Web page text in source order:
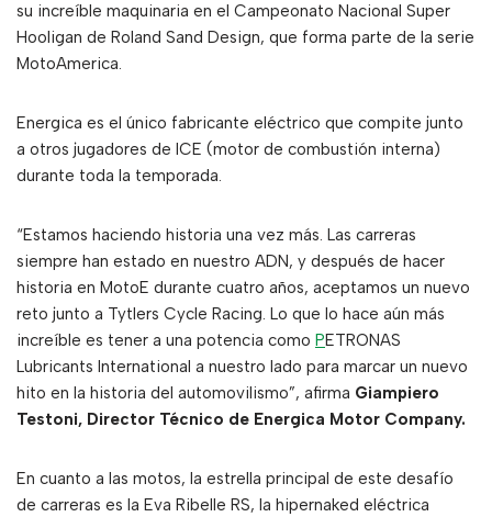
su increíble maquinaria en el Campeonato Nacional Super
Hooligan de Roland Sand Design, que forma parte de la serie
MotoAmerica.
Energica es el único fabricante eléctrico que compite junto
a otros jugadores de ICE (motor de combustión interna)
durante toda la temporada.
“Estamos haciendo historia una vez más. Las carreras
siempre han estado en nuestro ADN, y después de hacer
historia en MotoE durante cuatro años, aceptamos un nuevo
reto junto a Tytlers Cycle Racing. Lo que lo hace aún más
increíble es tener a una potencia como PETRONAS
Lubricants International a nuestro lado para marcar un nuevo
hito en la historia del automovilismo”, afirma Giampiero
Testoni, Director Técnico de Energica Motor Company.
En cuanto a las motos, la estrella principal de este desafío
de carreras es la Eva Ribelle RS, la hipernaked eléctrica